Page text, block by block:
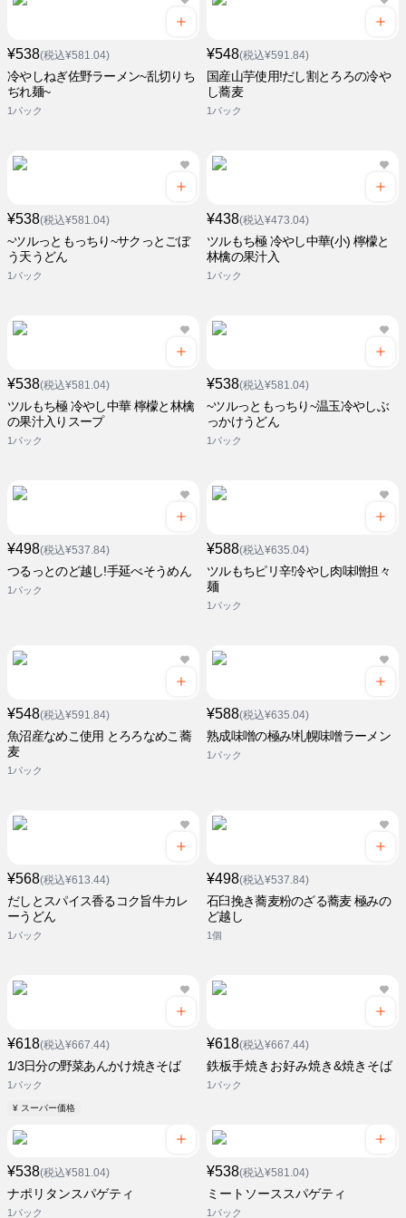
¥538(税込¥581.04)
冷やしねぎ佐野ラーメン~乱切りち
ぢれ麺~
1パック
¥548(税込¥591.84)
国産山芋使用!だし割とろろの冷や
し蕎麦
1パック
¥538(税込¥581.04)
~ツルっともっちり~サクっとごぼ
う天うどん
1パック
¥438(税込¥473.04)
ツルもち極 冷やし中華(小) 檸檬と
林檎の果汁入
1パック
¥538(税込¥581.04)
ツルもち極 冷やし中華 檸檬と林檎
の果汁入りスープ
1パック
¥538(税込¥581.04)
~ツルっともっちり~温玉冷やしぶ
っかけうどん
1パック
¥498(税込¥537.84)
つるっとのど越し!手延べそうめん
1パック
¥588(税込¥635.04)
ツルもちピリ辛!冷やし肉味噌担々
麺
1パック
¥548(税込¥591.84)
魚沼産なめこ使用 とろろなめこ蕎
麦
1パック
¥588(税込¥635.04)
熟成味噌の極み!札幌味噌ラーメン
1パック
¥568(税込¥613.44)
だしとスパイス香るコク旨牛カレ
ーうどん
1パック
¥498(税込¥537.84)
石臼挽き蕎麦粉のざる蕎麦 極みの
ど越し
1個
¥618(税込¥667.44)
1/3日分の野菜あんかけ焼きそば
1パック
¥ スーパー価格
¥618(税込¥667.44)
鉄板手焼きお好み焼き&焼きそば
1パック
¥538(税込¥581.04)
ナポリタンスパゲティ
1パック
¥538(税込¥581.04)
ミートソーススパゲティ
1パック